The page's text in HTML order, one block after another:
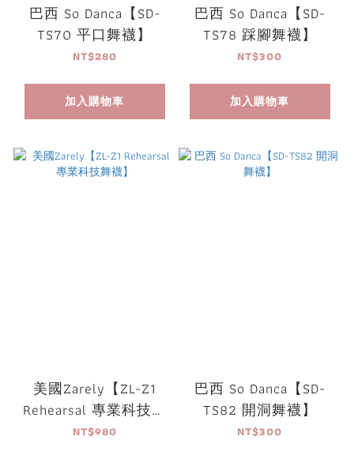
巴西 So Danca【SD-
TS70 平口舞襪】
NT$280
加入購物車
巴西 So Danca【SD-
TS78 踩腳舞襪】
NT$300
加入購物車
美國Zarely【ZL-Z1
Rehearsal 專業科技舞
襪】
NT$980
巴西 So Danca【SD-
TS82 開洞舞襪】
NT$300